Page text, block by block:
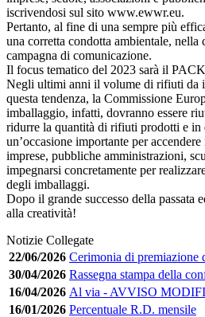
iscrivendosi sul sito www.ewwr.eu.
Pertanto, al fine di una sempre più
una corretta condotta ambientale,
campagna di comunicazione.
Il focus tematico del 2023 sarà il
Negli ultimi anni il volume di rifiuti da
questa tendenza, la Commissione
imballaggio, infatti, dovranno essere
ridurre la quantità di rifiuti prodotti e in
un’occasione importante per
imprese, pubbliche amministrazioni,
impegnarsi concretamente per
degli imballaggi.
Dopo il grande successo della
alla creatività!
Notizie Collegate
22/06/2026 Cerimonia di
30/04/2026 Rassegna stampa della
16/04/2026 Al via - AVVISO
16/01/2026 Percentuale R.D. mensile